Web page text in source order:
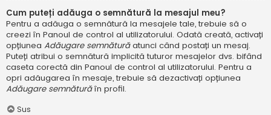
Cum puteți adăuga o semnătură la mesajul meu?
Pentru a adăuga o semnătură la mesajele tale, trebuie să o
creezi în Panoul de control al utilizatorului. Odată creată, activați
opțiunea Adăugare semnăturăatunci când postați un mesaj.
Puteți atribui o semnătură implicită tuturor mesajelor dvs. bifând
caseta corectă din Panoul de control al utilizatorului. Pentru a
opri adăugarea în mesaje, trebuie să dezactivați opțiunea
Adăugare semnăturăîn profil.
Sus